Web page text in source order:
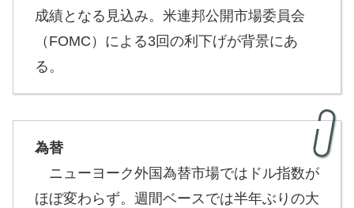
成績となる見込み。米連邦公開市場委員会
（FOMC）による3回の利下げが背景にあ
る。
為替
ニューヨーク外国為替市場ではドル指数が
ほぼ変わらず。週間ベースでは半年ぶりの大